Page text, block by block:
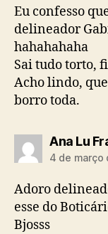
Eu confesso
delineador
hahahahaha
Sai tudo torto,
Acho lindo,
borro toda.
Ana Lu
4 de março
Adoro
esse do
Bjosss